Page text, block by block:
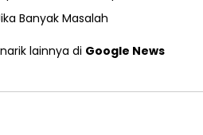
Banyak Masalah
lainnya di Google News